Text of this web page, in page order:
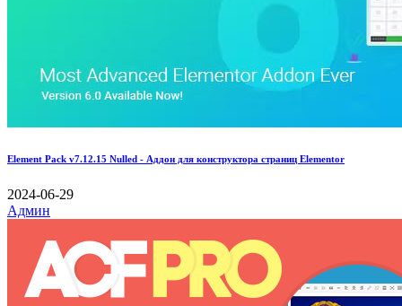
Element Pack v7.12.15 Nulled - Аддон для конструктора страниц Elementor
2024-06-29
Админ